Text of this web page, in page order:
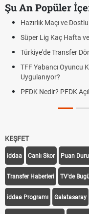
Şu An Popüler
Hazırlık Maçı ve
Süper Lig Kaç Hafta
Türkiye'de Transfer
TFF Yabancı Oyuncu
Uygulanıyor?
PFDK Nedir? PFDK
KEŞFET
iddaa Canlı Skor Puan
Transfer Haberleri TV'de
iddaa Programı Galatasaray